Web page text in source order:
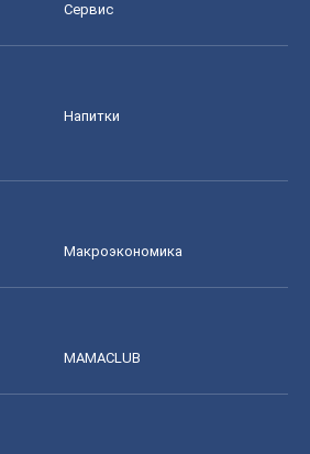
Сервис
Напитки
Mакроэкономика
MAMACLUB